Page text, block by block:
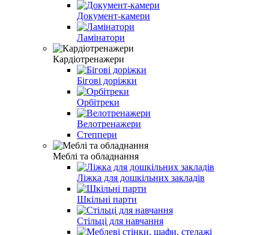
Документ-камери
Ламінатори
Кардіотренажери
Бігові доріжки
Орбітреки
Велотренажери
Степпери
Меблі та обладнання
Ліжка для дошкільних закладів
Шкільні парти
Стільці для навчання